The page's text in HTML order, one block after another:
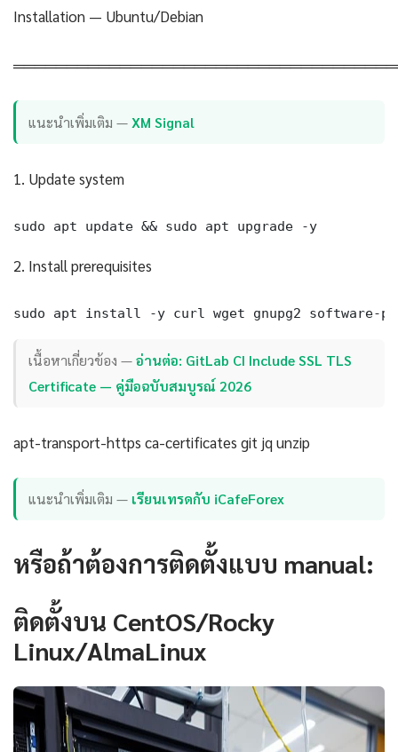
Installation — Ubuntu/Debian
แนะนำเพิ่มเติม —XM Signal
1. Update system
sudo apt update && sudo apt upgrade -y
2. Install prerequisites
sudo apt install -y curl wget gnupg2 software-
เนื้อหาเกี่ยวข้อง —อ่านต่อ: GitLab CI Include SSL TLS
Certificate — คู่มือฉบับสมบูรณ์ 2026
apt-transport-https ca-certificates git jq unzip
แนะนำเพิ่มเติม — เรียนเทรดกับ iCafeForex
หรือถ้าต้องการติดตั้งแบบ manual:
ติดตั้งบน CentOS/Rocky
Linux/AlmaLinux